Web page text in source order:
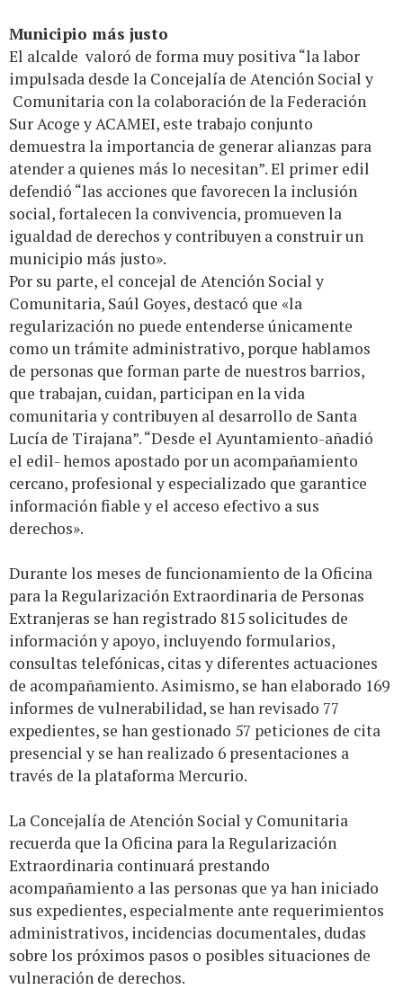
Municipio más justo
El alcalde valoró de forma muy positiva “la labor
impulsada desde la Concejalía de Atención Social y
Comunitaria con la colaboración de la Federación
Sur Acoge y ACAMEI, este trabajo conjunto
demuestra la importancia de generar alianzas para
atender a quienes más lo necesitan”. El primer edil
defendió “las acciones que favorecen la inclusión
social, fortalecen la convivencia, promueven la
igualdad de derechos y contribuyen a construir un
municipio más justo».
Por su parte, el concejal de Atención Social y
Comunitaria, Saúl Goyes, destacó que «la
regularización no puede entenderse únicamente
como un trámite administrativo, porque hablamos
de personas que forman parte de nuestros barrios,
que trabajan, cuidan, participan en la vida
comunitaria y contribuyen al desarrollo de Santa
Lucía de Tirajana”. “Desde el Ayuntamiento-añadió
el edil- hemos apostado por un acompañamiento
cercano, profesional y especializado que garantice
información fiable y el acceso efectivo a sus
derechos».
Durante los meses de funcionamiento de la Oficina
para la Regularización Extraordinaria de Personas
Extranjeras se han registrado 815 solicitudes de
información y apoyo, incluyendo formularios,
consultas telefónicas, citas y diferentes actuaciones
de acompañamiento. Asimismo, se han elaborado 169
informes de vulnerabilidad, se han revisado 77
expedientes, se han gestionado 57 peticiones de cita
presencial y se han realizado 6 presentaciones a
través de la plataforma Mercurio.
La Concejalía de Atención Social y Comunitaria
recuerda que la Oficina para la Regularización
Extraordinaria continuará prestando
acompañamiento a las personas que ya han iniciado
sus expedientes, especialmente ante requerimientos
administrativos, incidencias documentales, dudas
sobre los próximos pasos o posibles situaciones de
vulneración de derechos.